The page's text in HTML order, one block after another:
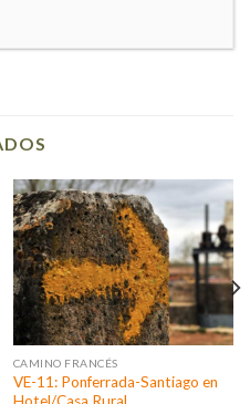
CAMINO FRANCÉS
VE-11: Ponferrada-Santiago en